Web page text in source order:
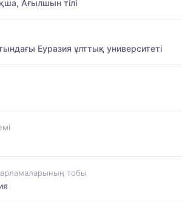
Ағылшын тілі
Еуразия ұлттық университеті
тобы